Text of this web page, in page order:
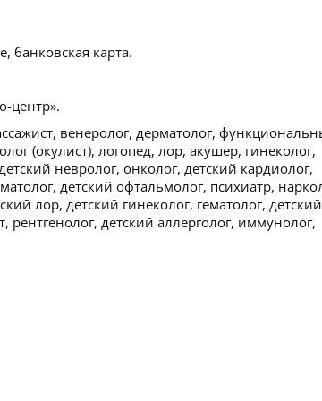
банковская карта.
центр».
венеролог, дерматолог,
(окулист), логопед, лор, акушер, гинеколог,
невролог, онколог, детский кардиолог,
детский офтальмолог, психиатр,
лор, детский гинеколог, гематолог, детский
детский аллерголог, иммунолог,